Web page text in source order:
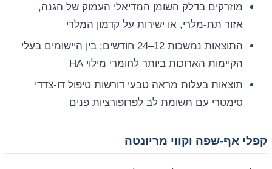
מוזרקים בדלק השומן המדיאלי העמוק של הגנה,
אזור תת-מלרי, או ישירות על קדמון המלרי
התוצאות נמשכות 12–24 חודשים; בין היישומים בעלי
הקיימות הארוכות ביותר לחומרי מילוי HA
תוצאות בעלות מראה טבעי דורשות טיפול דו-צדדי
סימטרי עם תשומת לב לפרופורציות פנים
קפלי אף-שפה וקווי מריונטה